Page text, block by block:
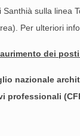
sulla
Per ulteriori
dei
nazionale
professionali